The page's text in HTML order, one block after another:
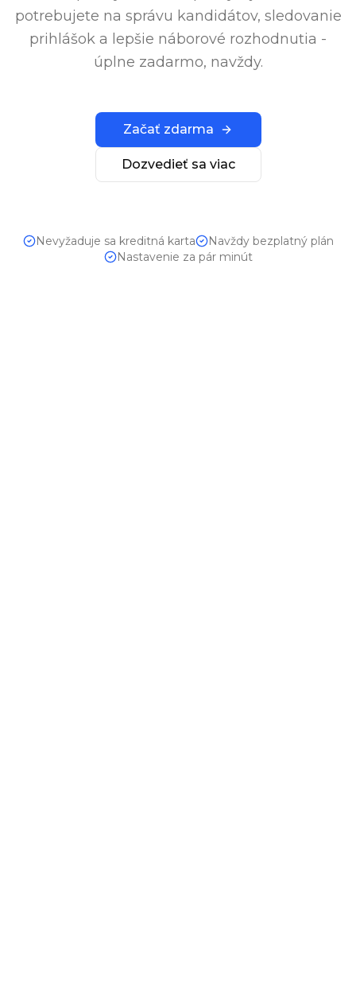
potrebujete na správu kandidátov, sledovanie
prihlášok a lepšie náborové rozhodnutia -
úplne zadarmo, navždy.
Začať zdarma
Dozvedieť sa viac
Nevyžaduje sa kreditná karta
Navždy bezplatný plán
Nastavenie za pár minút